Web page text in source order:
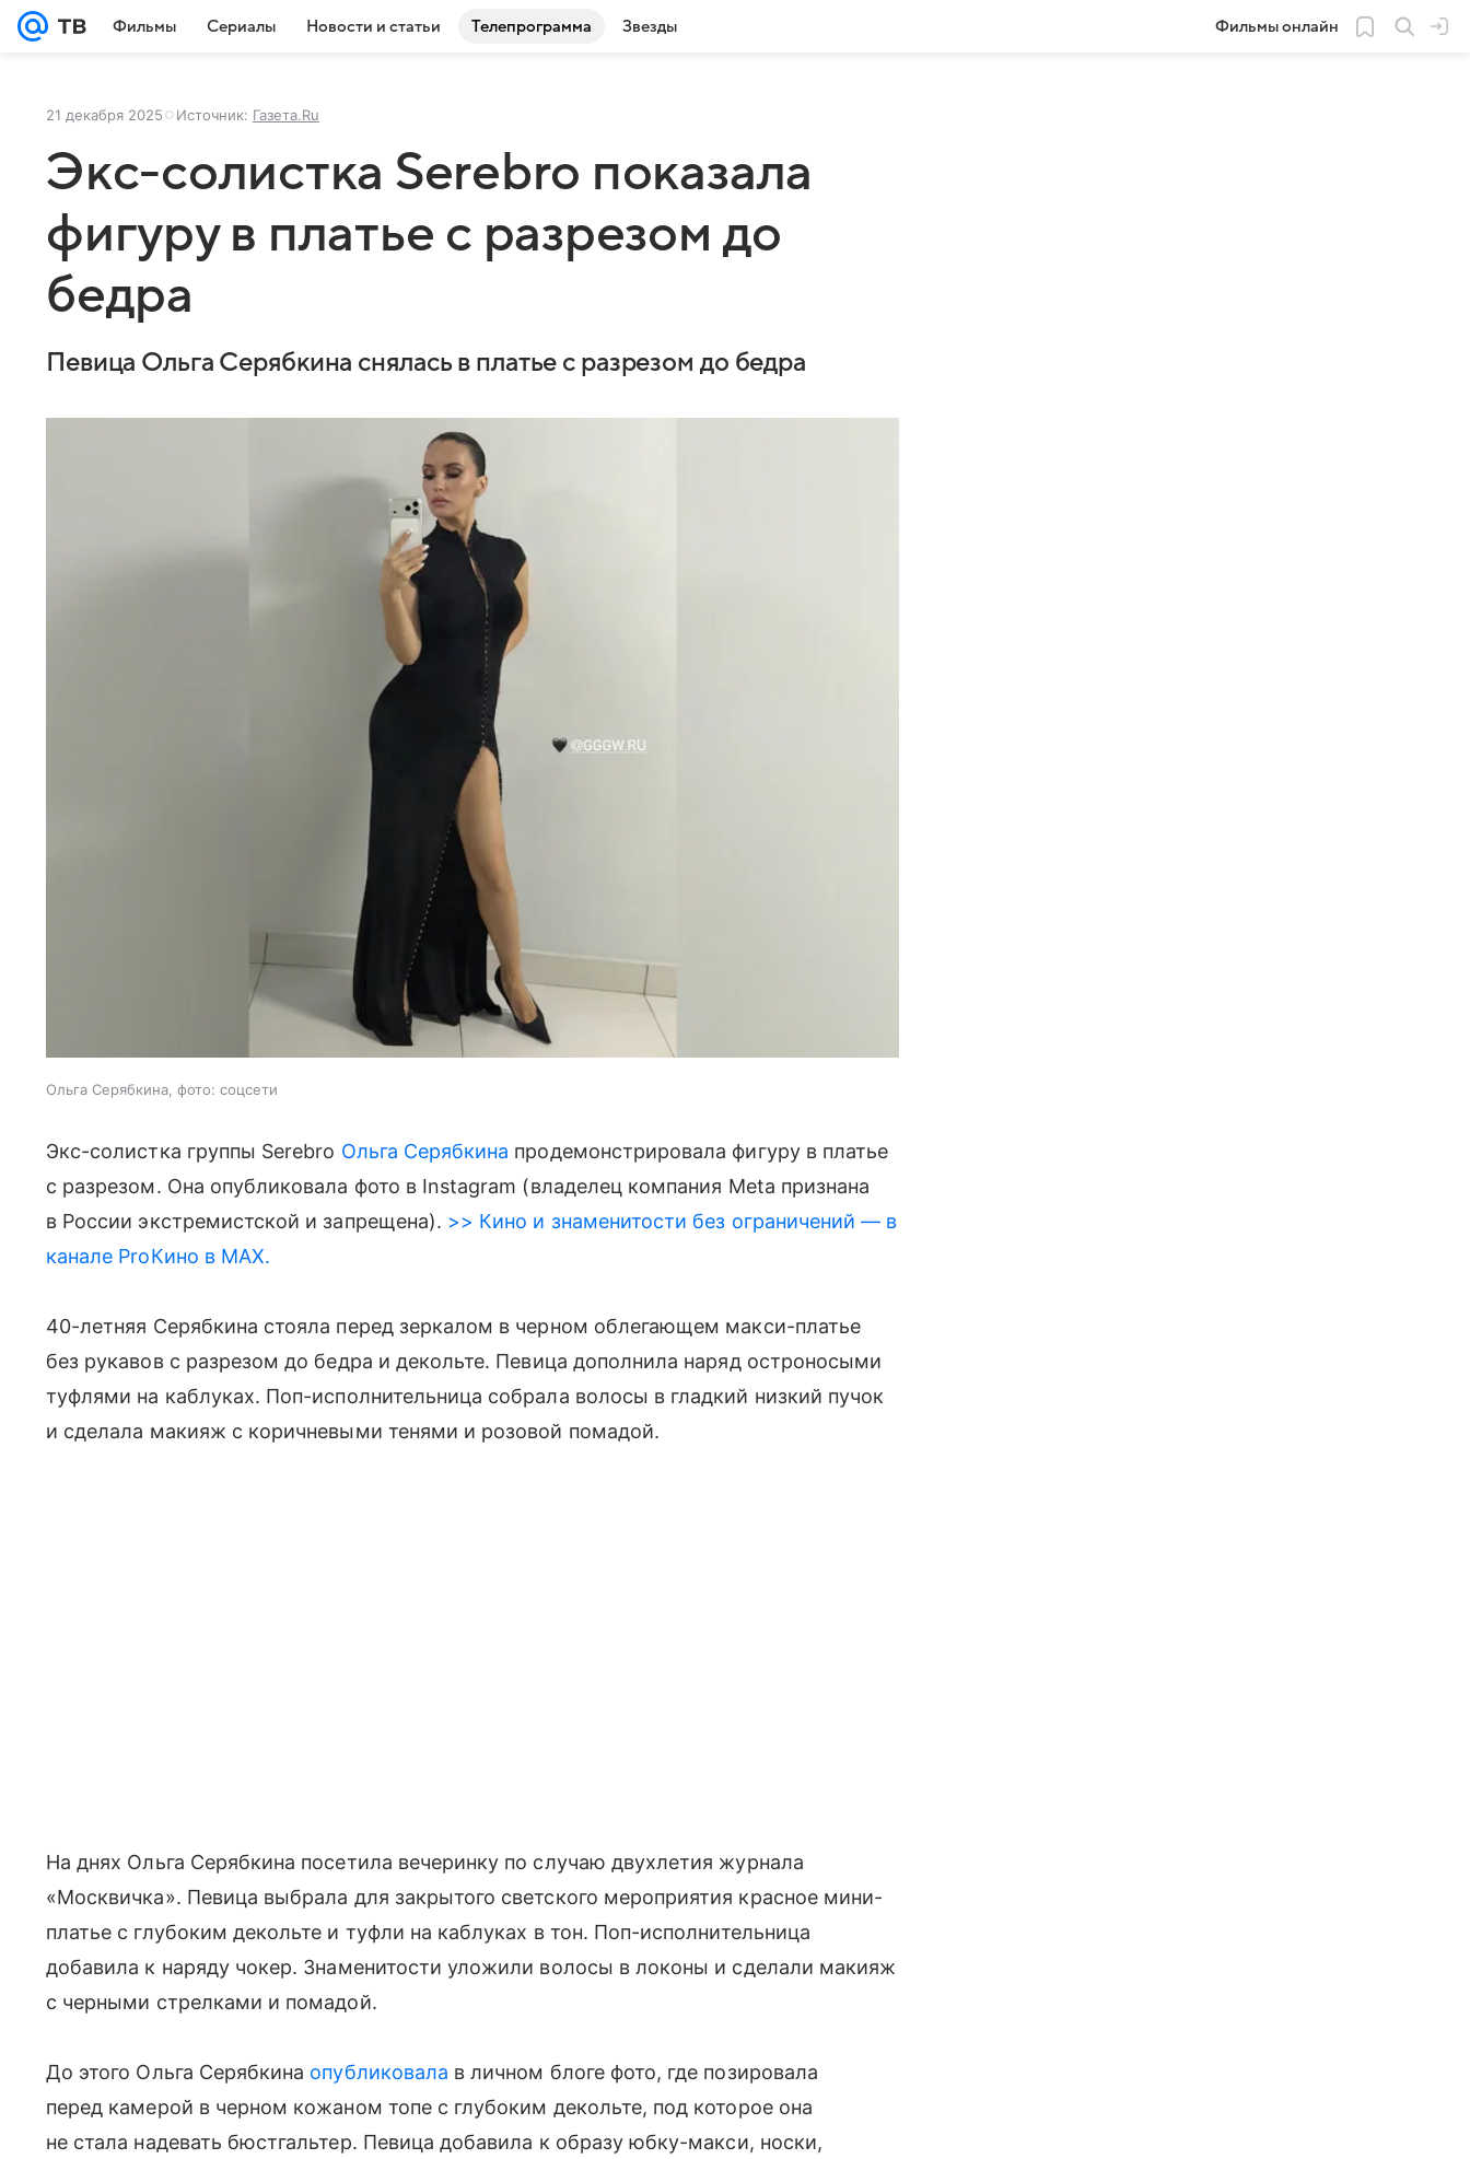
Фильмы Сериалы Новости и статьи Телепрограмма Звезды Фильмы онлайн
21 декабря 2025 Источник: Газета.Ru
Экс-солистка Serebro показала
фигуру в платье с разрезом до
бедра
Певица Ольга Серябкина снялась в платье с разрезом до бедра
Ольга Серябкина, фото: соцсети
Экс-солистка группы Serebro Ольга Серябкина продемонстрировала фигуру в платье
с разрезом. Она опубликовала фото в Instagram (владелец компания Meta признана
в России экстремистской и запрещена). >> Кино и знаменитости без ограничений — в
канале ProКино в MAX.
40-летняя Серябкина стояла перед зеркалом в черном облегающем макси-платье
без рукавов с разрезом до бедра и декольте. Певица дополнила наряд остроносыми
туфлями на каблуках. Поп-исполнительница собрала волосы в гладкий низкий пучок
и сделала макияж с коричневыми тенями и розовой помадой.
На днях Ольга Серябкина посетила вечеринку по случаю двухлетия журнала
«Москвичка». Певица выбрала для закрытого светского мероприятия красное мини-
платье с глубоким декольте и туфли на каблуках в тон. Поп-исполнительница
добавила к наряду чокер. Знаменитости уложили волосы в локоны и сделали макияж
с черными стрелками и помадой.
До этого Ольга Серябкина опубликовала в личном блоге фото, где позировала
перед камерой в черном кожаном топе с глубоким декольте, под которое она
не стала надевать бюстгальтер. Певица добавила к образу юбку-макси, носки,